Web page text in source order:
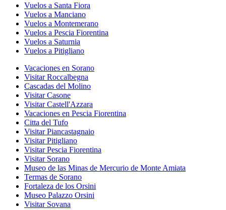
Vuelos a Santa Fiora
Vuelos a Manciano
Vuelos a Montemerano
Vuelos a Pescia Fiorentina
Vuelos a Saturnia
Vuelos a Pitigliano
Vacaciones en Sorano
Visitar Roccalbegna
Cascadas del Molino
Visitar Casone
Visitar Castell'Azzara
Vacaciones en Pescia Fiorentina
Citta del Tufo
Visitar Piancastagnaio
Visitar Pitigliano
Visitar Pescia Fiorentina
Visitar Sorano
Museo de las Minas de Mercurio de Monte Amiata
Termas de Sorano
Fortaleza de los Orsini
Museo Palazzo Orsini
Visitar Sovana